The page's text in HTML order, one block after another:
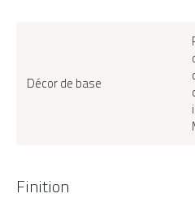
Décor de base
Finition